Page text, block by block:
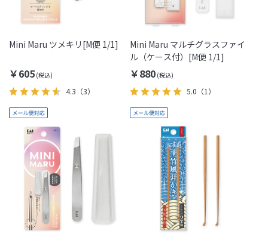
Mini Maru ツメキリ[M便 1/1]
￥605
4.3 （3）
Mini Maru マルチグラスファイ
ル（ケース付）[M便 1/1]
￥880
5.0 （1）